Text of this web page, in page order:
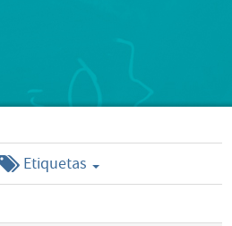
Etiquetas